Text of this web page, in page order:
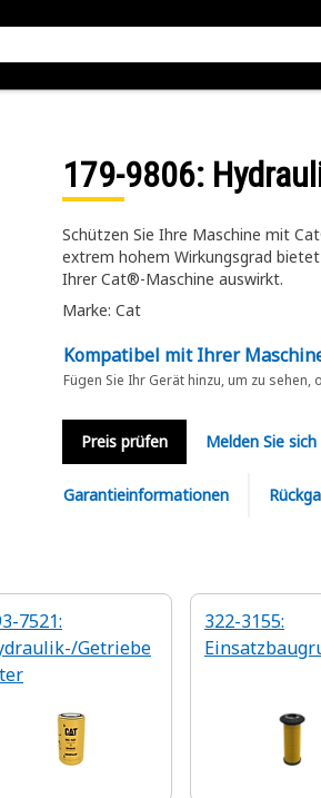
179-9806:
Schützen Sie Ihre Maschine mit
extrem hohem Wirkungsgrad
Ihrer Cat®-Maschine auswirkt.
Marke: Cat
Kompatibel mit Ihrer
Fügen Sie Ihr Gerät hinzu, um zu
Preis prüfen Melden Sie
Garantieinformationen
7521:
Getriebe
322-3155: